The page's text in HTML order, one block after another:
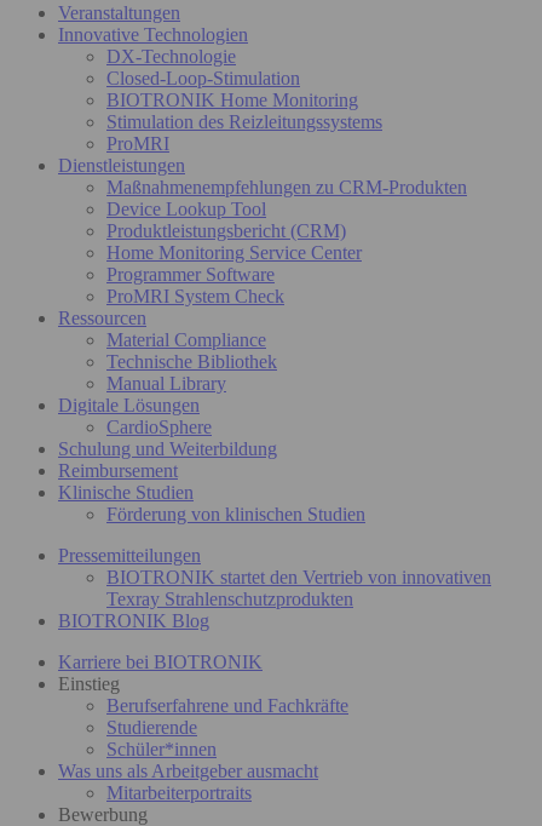
Veranstaltungen
Innovative Technologien
DX-Technologie
Closed-Loop-Stimulation
BIOTRONIK Home Monitoring
Stimulation des Reizleitungssystems
ProMRI
Dienstleistungen
Maßnahmenempfehlungen zu CRM-Produkten
Device Lookup Tool
Produktleistungsbericht (CRM)
Home Monitoring Service Center
Programmer Software
ProMRI System Check
Ressourcen
Material Compliance
Technische Bibliothek
Manual Library
Digitale Lösungen
CardioSphere
Schulung und Weiterbildung
Reimbursement
Klinische Studien
Förderung von klinischen Studien
Pressemitteilungen
BIOTRONIK startet den Vertrieb von innovativen
Texray Strahlenschutzprodukten
BIOTRONIK Blog
Karriere bei BIOTRONIK
Einstieg
Berufserfahrene und Fachkräfte
Studierende
Schüler*innen
Was uns als Arbeitgeber ausmacht
Mitarbeiterportraits
Bewerbung